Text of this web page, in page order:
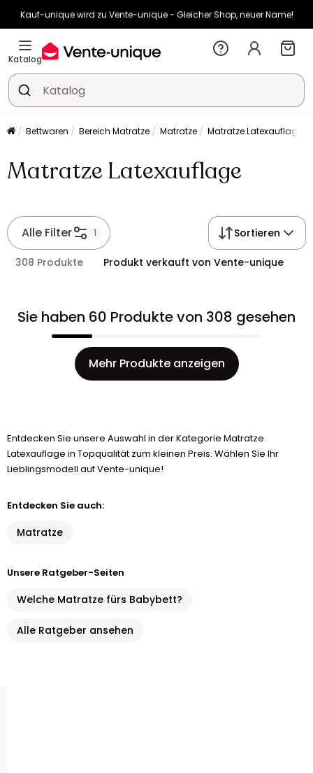
Kauf-unique wird zu Vente-unique - Gleicher Shop, neuer Name!
-10% ab €400 mitHEAT10auf Vente-unique-Produkte
Noch:
Katalog
Bettwaren Bereich Matratze Matratze Matratze Latexauflage
Matratze Latexauflage
Alle Filter 1 Sortieren
308 Produkte Produkt verkauft von Vente-unique
Sie haben 60 Produkte von 308 gesehen
Mehr Produkte anzeigen
Entdecken Sie unsere Auswahl in der Kategorie Matratze
Latexauflage in Topqualität zum kleinen Preis. Wählen Sie Ihr
Lieblingsmodell auf Vente-unique!
Entdecken Sie auch:
Matratze
Unsere Ratgeber-Seiten
Welche Matratze fürs Babybett?
Alle Ratgeber ansehen